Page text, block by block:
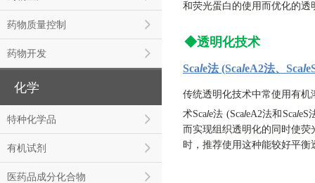
药物质量控制
药物开发
化学
特种化学品
有机试剂
医药品成分化合物
和荧光蛋白的使用而优化的
◆透明化技术
Scale法 (ScaleA2法、Scal
传统透明化技术中常使用有
术Scale法 (ScaleA2法和ScaleS
而实现组织透明化的同时使
时，推荐使用这种能较好平衡